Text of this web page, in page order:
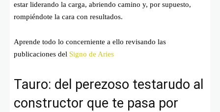
estar liderando la carga, abriendo camino y, por supuesto,
rompiéndote la cara con resultados.
Aprende todo lo concerniente a ello revisando las
publicaciones del Signo de Aries
Tauro: del perezoso testarudo al
constructor que te pasa por